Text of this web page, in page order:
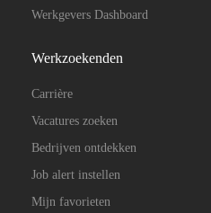
Werkgevers Dashboard
Werkzoekenden
Carrière
Vacatures zoeken
Bedrijven ontdekken
Job alert instellen
Mijn favorieten